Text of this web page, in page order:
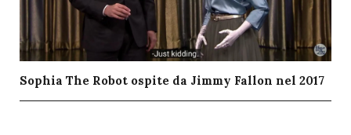
Sophia The Robot ospite da Jimmy Fallon nel 2017